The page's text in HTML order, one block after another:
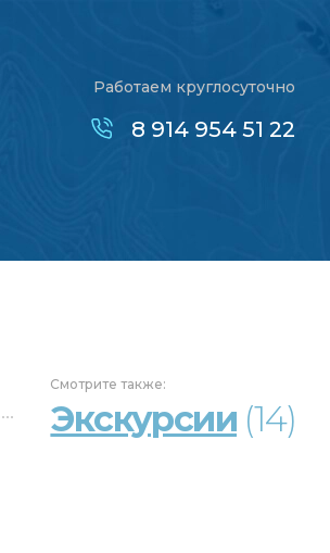
Работаем круглосуточно
8 914 954 51 22
Смотрите также:
Экскурсии (14)